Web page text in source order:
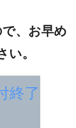
、お早め
い。
終了